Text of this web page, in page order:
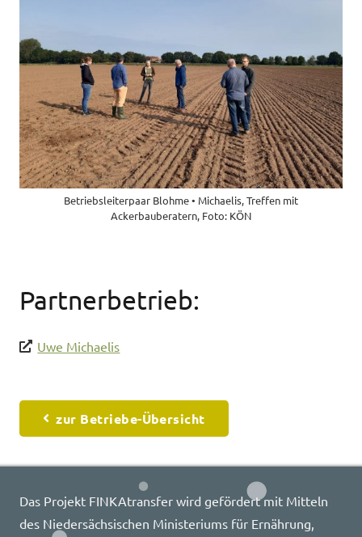
Betriebsleiterpaar Blohme • Michaelis, Treffen mit
Ackerbauberatern, Foto: KÖN
Partnerbetrieb:
Uwe Michaelis
zur Betriebe-Übersicht
Das Projekt FINKAtransfer wird gefördert mit Mitteln
des Niedersächsischen Ministeriums für Ernährung,